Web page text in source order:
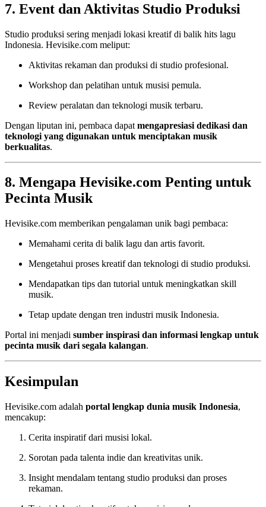
7. Event dan Aktivitas Studio Produksi
Studio produksi sering menjadi lokasi kreatif di balik hits lagu
Indonesia. Hevisike.com meliput:
Aktivitas rekaman dan produksi di studio profesional.
Workshop dan pelatihan untuk musisi pemula.
Review peralatan dan teknologi musik terbaru.
Dengan liputan ini, pembaca dapat mengapresiasi dedikasi dan
teknologi yang digunakan untuk menciptakan musik
berkualitas.
8. Mengapa Hevisike.com Penting untuk
Pecinta Musik
Hevisike.com memberikan pengalaman unik bagi pembaca:
Memahami cerita di balik lagu dan artis favorit.
Mengetahui proses kreatif dan teknologi di studio produksi.
Mendapatkan tips dan tutorial untuk meningkatkan skill
musik.
Tetap update dengan tren industri musik Indonesia.
Portal ini menjadi sumber inspirasi dan informasi lengkap untuk
pecinta musik dari segala kalangan.
Kesimpulan
Hevisike.com adalah portal lengkap dunia musik Indonesia,
mencakup:
Cerita inspiratif dari musisi lokal.
Sorotan pada talenta indie dan kreativitas unik.
Insight mendalam tentang studio produksi dan proses
rekaman.